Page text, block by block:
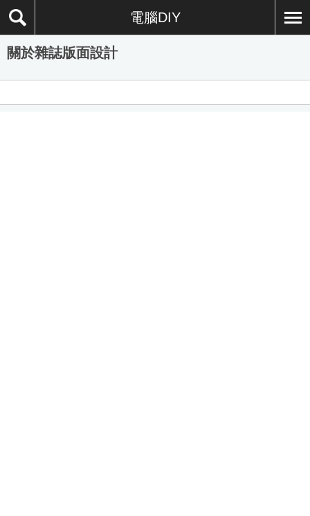
電腦DIY
關於雜誌版面設計